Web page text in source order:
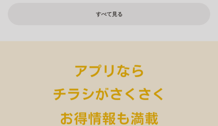
すべて見る